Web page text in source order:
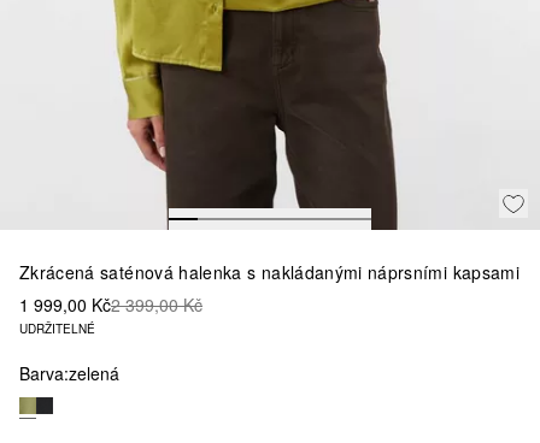
Zkrácená saténová halenka s nakládanými náprsními kapsami
1 999,00 Kč2 399,00 Kč
UDRŽITELNÉ
Barva:zelená